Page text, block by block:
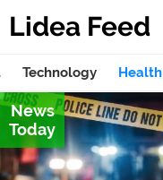
Lidea Feed
Technology Health
News
Today